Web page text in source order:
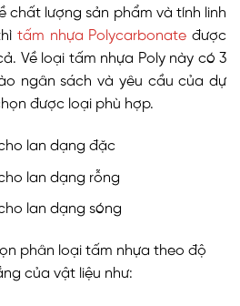
chất lượng sản phẩm và tính linh
tấm nhựa Polycarbonate được
Về loại tấm nhựa Poly này có 3
ngân sách và yêu cầu của dự
được loại phù hợp.
lan dạng đặc
lan dạng rỗng
lan dạng sóng
phân loại tấm nhựa theo độ
của vật liệu như: